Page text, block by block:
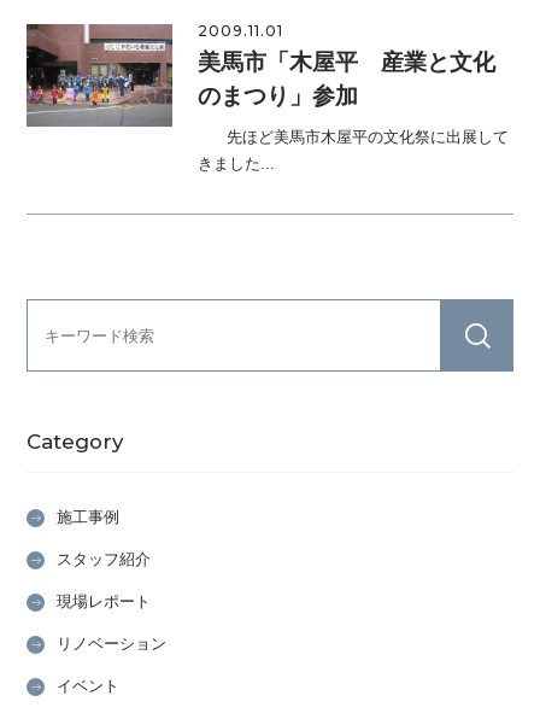
2009.11.01
美馬市「木屋平 産業と文化
のまつり」参加
先ほど美馬市木屋平の文化祭に出展して
きました...
Category
施工事例
スタッフ紹介
現場レポート
リノベーション
イベント